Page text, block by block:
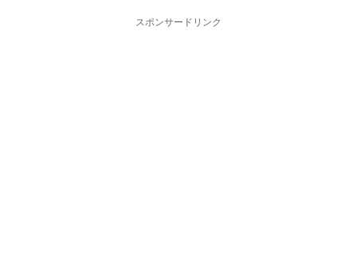
スポンサードリンク